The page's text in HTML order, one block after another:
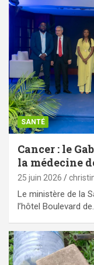
SANTÉ
Cancer : le
la médecine
25 juin 2026
Le ministère de la
l’hôtel Boulevard